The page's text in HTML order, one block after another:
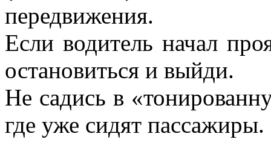
передвижения.
Если водитель начал
остановиться и выйди.
Не садись в
где уже сидят пассажиры.